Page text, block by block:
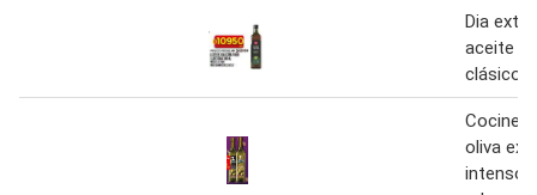
Dia
aceite
clásico
oliva
intenso/